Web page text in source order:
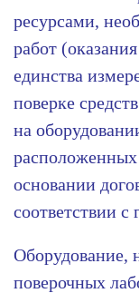
ресурсами,
работ
единства
поверке
на
расположенных
основании
соответствии
Оборудование,
поверочных